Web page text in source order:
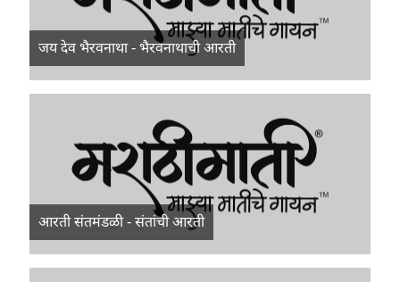
जय देव भैरवनाथा - भैरवनाथाची आरती
आरती संतमंडळी - संतांची आरती